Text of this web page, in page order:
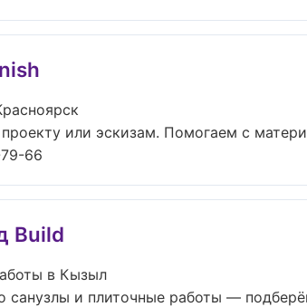
или эскизам. Помогаем с
66
Build
в Кызыл
санузлы и плиточные работы —